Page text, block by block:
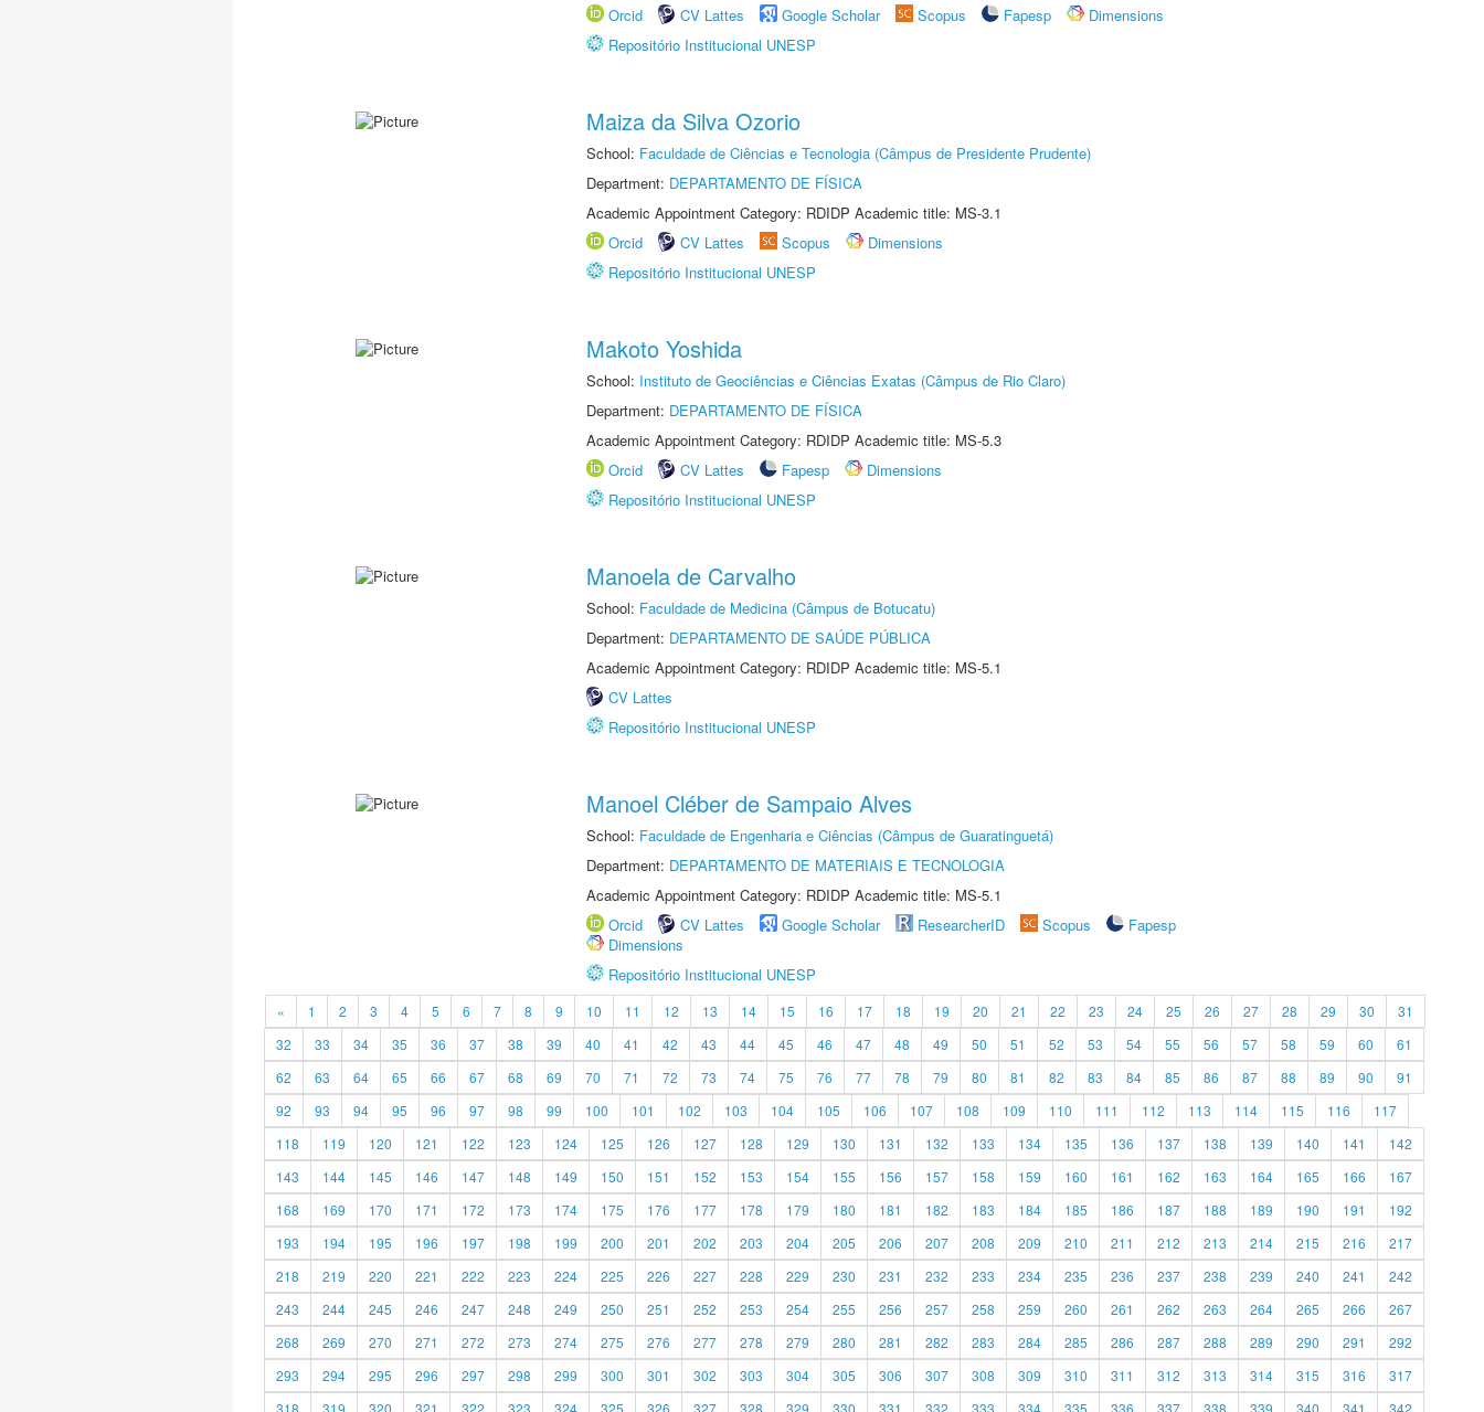
Orcid
CV Lattes Google Scholar Scopus Fapesp
Dimensions
Repositório Institucional UNESP
Maiza da Silva Ozorio
School: Faculdade de Ciências e Tecnologia (Câmpus de Presidente Prudente)
Department: DEPARTAMENTO DE FÍSICA
Academic Appointment Category: RDIDP Academic title: MS-3.1
Orcid
CV Lattes Scopus
Dimensions
Repositório Institucional UNESP
Makoto Yoshida
School: Instituto de Geociências e Ciências Exatas (Câmpus de Rio Claro)
Department: DEPARTAMENTO DE FÍSICA
Academic Appointment Category: RDIDP Academic title: MS-5.3
Orcid
CV Lattes Fapesp
Dimensions
Repositório Institucional UNESP
Manoela de Carvalho
School: Faculdade de Medicina (Câmpus de Botucatu)
Department: DEPARTAMENTO DE SAÚDE PÚBLICA
Academic Appointment Category: RDIDP Academic title: MS-5.1
CV Lattes
Repositório Institucional UNESP
Manoel Cléber de Sampaio Alves
School: Faculdade de Engenharia e Ciências (Câmpus de Guaratinguetá)
Department: DEPARTAMENTO DE MATERIAIS E TECNOLOGIA
Academic Appointment Category: RDIDP Academic title: MS-5.1
Orcid
CV Lattes Google Scholar ResearcherID Scopus
Fapesp
Dimensions
Repositório Institucional UNESP
« 1 2 3 4 5 6 7 8 9 10 11 12 13 14 15 16 17 18 19 20 21 22 23 24 25 26 27 28 29 30
31
32
33 34 35 36 37 38 39 40 41 42 43 44 45 46 47 48 49 50 51 52 53 54 55 56 57 58 59 60
61
62
63 64 65 66 67 68 69 70 71 72 73 74 75 76 77 78 79 80 81 82 83 84 85 86 87 88 89 90
91
92
93 94 95 96 97 98 99 100 101 102 103 104 105 106 107 108 109 110 111 112 113 114 115 116
117
118
119 120 121 122 123 124 125 126 127 128 129 130 131 132 133 134 135 136 137 138 139 140 141
142
143
144 145 146 147 148 149 150 151 152 153 154 155 156 157 158 159 160 161 162 163 164 165 166
167
168
169 170 171 172 173 174 175 176 177 178 179 180 181 182 183 184 185 186 187 188 189 190 191
192
193
194 195 196 197 198 199 200 201 202 203 204 205 206 207 208 209 210 211 212 213 214 215 216
217
218
219 220 221 222 223 224 225 226 227 228 229 230 231 232 233 234 235 236 237 238 239 240 241
242
243
244 245 246 247 248 249 250 251 252 253 254 255 256 257 258 259 260 261 262 263 264 265 266
267
268
269 270 271 272 273 274 275 276 277 278 279 280 281 282 283 284 285 286 287 288 289 290 291
292
293
294 295 296 297 298 299 300 301 302 303 304 305 306 307 308 309 310 311 312 313 314 315 316
317
318
319 320 321 322 323 324 325 326 327 328 329 330 331 332 333 334 335 336 337 338 339 340 341 342